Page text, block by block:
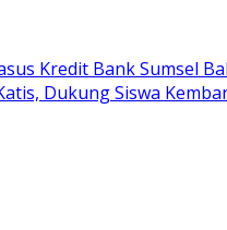
Kredit Bank Sumsel
Dukung Siswa